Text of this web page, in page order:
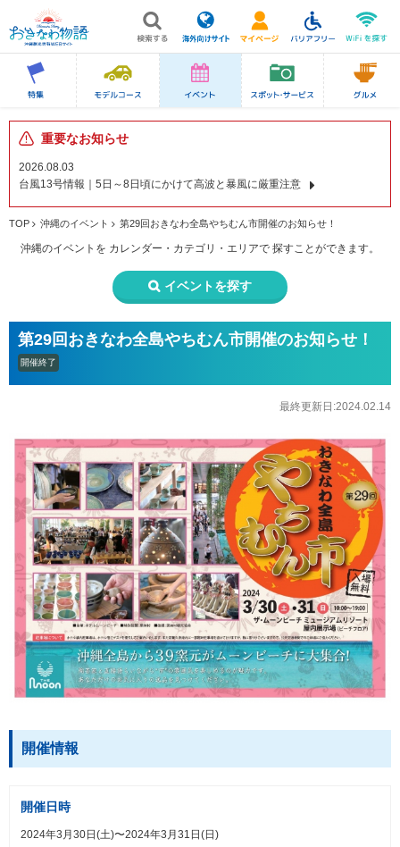
重要なお知らせ
2026.08.03
台風13号情報｜5日～8日頃にかけて高波と暴風に厳重注意
TOP 沖縄のイベント 第29回おきなわ全島やちむん市開催のお知らせ！
沖縄のイベントを カレンダー・カテゴリ・エリアで 探すことができます。
イベントを探す
第29回おきなわ全島やちむん市開催のお知らせ！
開催終了
最終更新日:2024.02.14
開催情報
開催日時
2024年3月30日(土)〜2024年3月31日(日)